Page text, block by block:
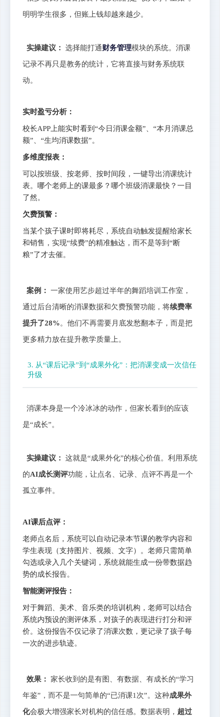
明明学生很多，但账上钱却越来越少。
实操建议： 选择能打通财务管理模块的系统。消课
记录不再只是教务的统计，它将直接与财务系统联
动。
实时盈亏分析：
校长APP上能实时看到“今日消课金额”、“本月消课总
额”、“生均消课数据”。
多维度报表：
可以按班级、按老师、按时间段，一键导出消课统计
表。哪个老师上的课最多？哪个班级消课最快？一目
了然。
欠费预警：
当某个孩子课时即将耗尽，系统自动触发提醒给家长
和销售，实现“续费”的精准触达，而不是等到“断
粮”了才去催。
案例： 一家使用艺步超过半年的舞蹈培训工作室，
通过后台清晰的消课数据和欠费预警功能，将续费率
提升了28%。他们不再需要月底发愁翻本子，而是把
更多精力放在提升教学质量上。
3. 从“课后记录”到“成果外化”：把消课变成一次信任
升级
消课本身是一个冷冰冰的动作，但家长看到的应该
是“成长”。
实操建议： 这就是“成果外化”的核心价值。利用系统
的AI成长测评功能，让点名、记录、点评不再是一个
孤立事件。
AI课后点评：
老师点名后，系统可以自动记录本节课的教学内容和
学生表现（支持图片、视频、文字）。老师只需简单
勾选或录入几个关键词，系统就能生成一份带数据趋
势的成长报告。
智能测评报告：
对于舞蹈、美术、音乐类的培训机构，老师可以结合
系统内预设的测评体系，对孩子的表现进行打分和评
价。这份报告不仅记录了消课次数，更记录了孩子每
一次的进步轨迹。
效果： 家长收到的是有图、有数据、有成长的“学习
年鉴”，而不是一句简单的“已消课1次”。这种成果外
化会极大增强家长对机构的信任感。数据表明， 超过